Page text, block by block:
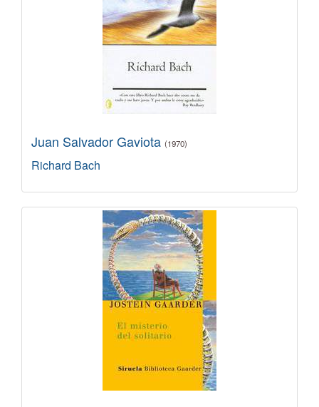
Juan Salvador Gaviota (1970)
Richard Bach